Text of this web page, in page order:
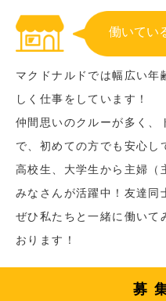
働いてい
マクドナルドでは幅広い年
しく仕事をしています！
仲間思いのクルーが多く、
で、初めての方でも安心し
高校生、大学生から主婦（
みなさんが活躍中！友達同
ぜひ私たちと一緒に働いて
おります！
募